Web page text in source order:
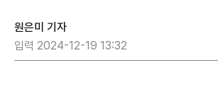
원은미 기자
입력 2024-12-19 13:32